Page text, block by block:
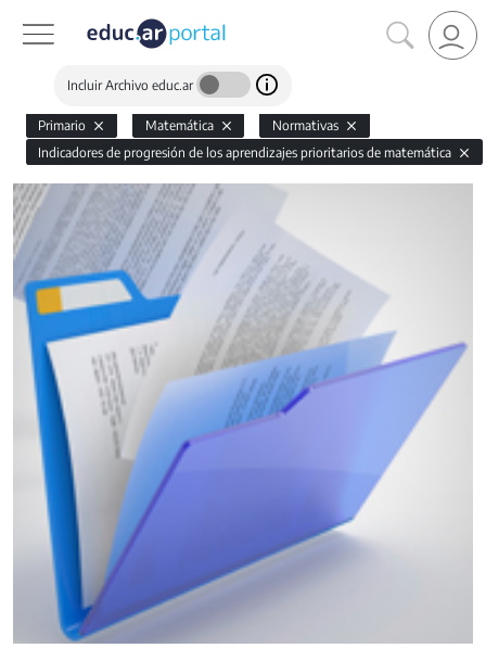
Incluir Archivo educ.ar
Primario Matemática
Normativas
Indicadores de progresión de los aprendizajes prioritarios de matemática